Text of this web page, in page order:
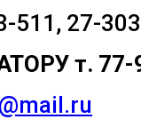
511, 27-303
т. 77-